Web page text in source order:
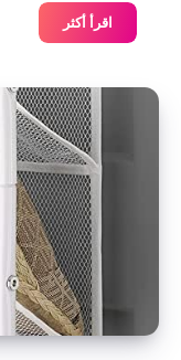
اقرأ أكثر
المركبات
دفعة
أولى
للعملاء
السلبيين
أو
الأشخاص
ذوي
الدرجات
المنخفضة